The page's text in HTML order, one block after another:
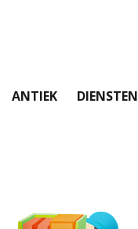
ANTIEK DIENSTEN